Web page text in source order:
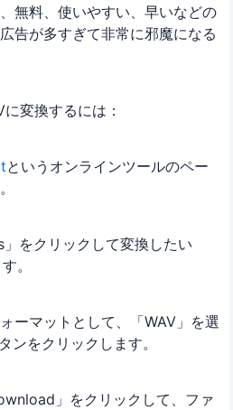
無料、使いやすい、早いなどの
告が多すぎて非常に邪魔になる
変換するには：
というオンラインツールのペー
」をクリックして変換したい
。
ーマットとして、「WAV」を選
をクリックします。
」をクリックして、ファ